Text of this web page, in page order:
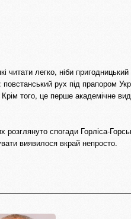
читати легко, ніби
повстанський рух під прапором
того, це перше академічне
спогади Горліса-
виявилося вкрай непросто.